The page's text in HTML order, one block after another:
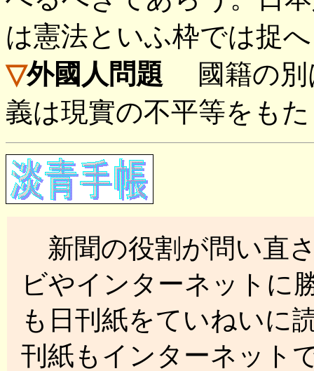
は憲法といふ枠では捉
▽外國人問題 國籍の別
義は現實の不平等をも
新聞の役割が問い直
ビやインターネットに
も日刊紙をていねいに
刊紙もインターネット